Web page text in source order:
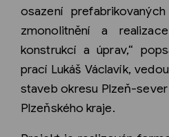
osazení
zmonolitnění a
konstrukcí a úprav,“
prací Lukáš Václavík,
staveb okresu Plzeň-
Plzeňského kraje.